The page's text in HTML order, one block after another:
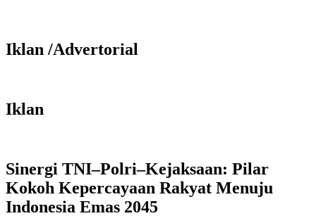
Iklan /Advertorial
Iklan
Sinergi TNI–Polri–Kejaksaan: Pilar
Kokoh Kepercayaan Rakyat Menuju
Indonesia Emas 2045